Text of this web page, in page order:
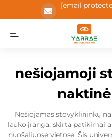
[email
nešiojamoji
Nešiojamas stovyklininkų
lauko įranga, skirta patikimai
nuošaliuose vietose. Šis